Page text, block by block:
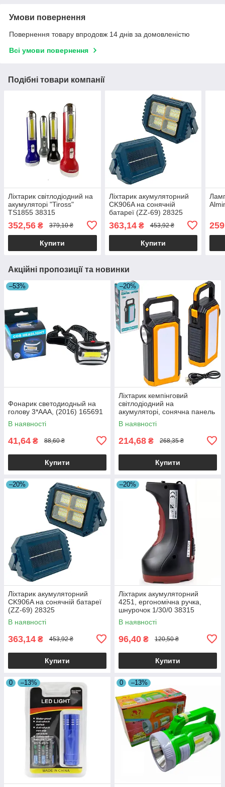
Умови повернення
Повернення товару впродовж 14 днів за домовленістю
Всі умови повернення
Подібні товари компанії
Ліхтарик світлодіодний на
акумуляторі "Tiross"
TS1855 38315
352,56 ₴ 379,10 ₴
Купити
Ліхтарик акумуляторний
CK906A на сонячній
батареї (ZZ-69) 28325
363,14₴ 453,92 ₴
Купити
Акційні пропозиції та новинки
–53%
Фонарик светодиодный на
голову 3*ААА, (2016) 165691
В наявності
41,64 ₴ 88,60 ₴
Купити
–20%
Ліхтарик кемпінговий
світлодіодний на
акумуляторі, сонячна панель
F-911 28325
В наявності
214,68 ₴ 268,35 ₴
Купити
–20%
Ліхтарик акумуляторний
CK906A на сонячній батареї
(ZZ-69) 28325
В наявності
363,14 ₴ 453,92 ₴
Купити
–20%
Ліхтарик акумуляторний
4251, ергономічна ручка,
шнурочок 1/30/0 38315
В наявності
96,40 ₴ 120,50 ₴
Купити
0 –13% 0 –13%